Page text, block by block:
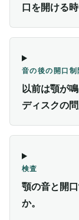
口を開ける
音の後の開口制
以前は顎が
ディスクの問
検査
顎の音と開
か。